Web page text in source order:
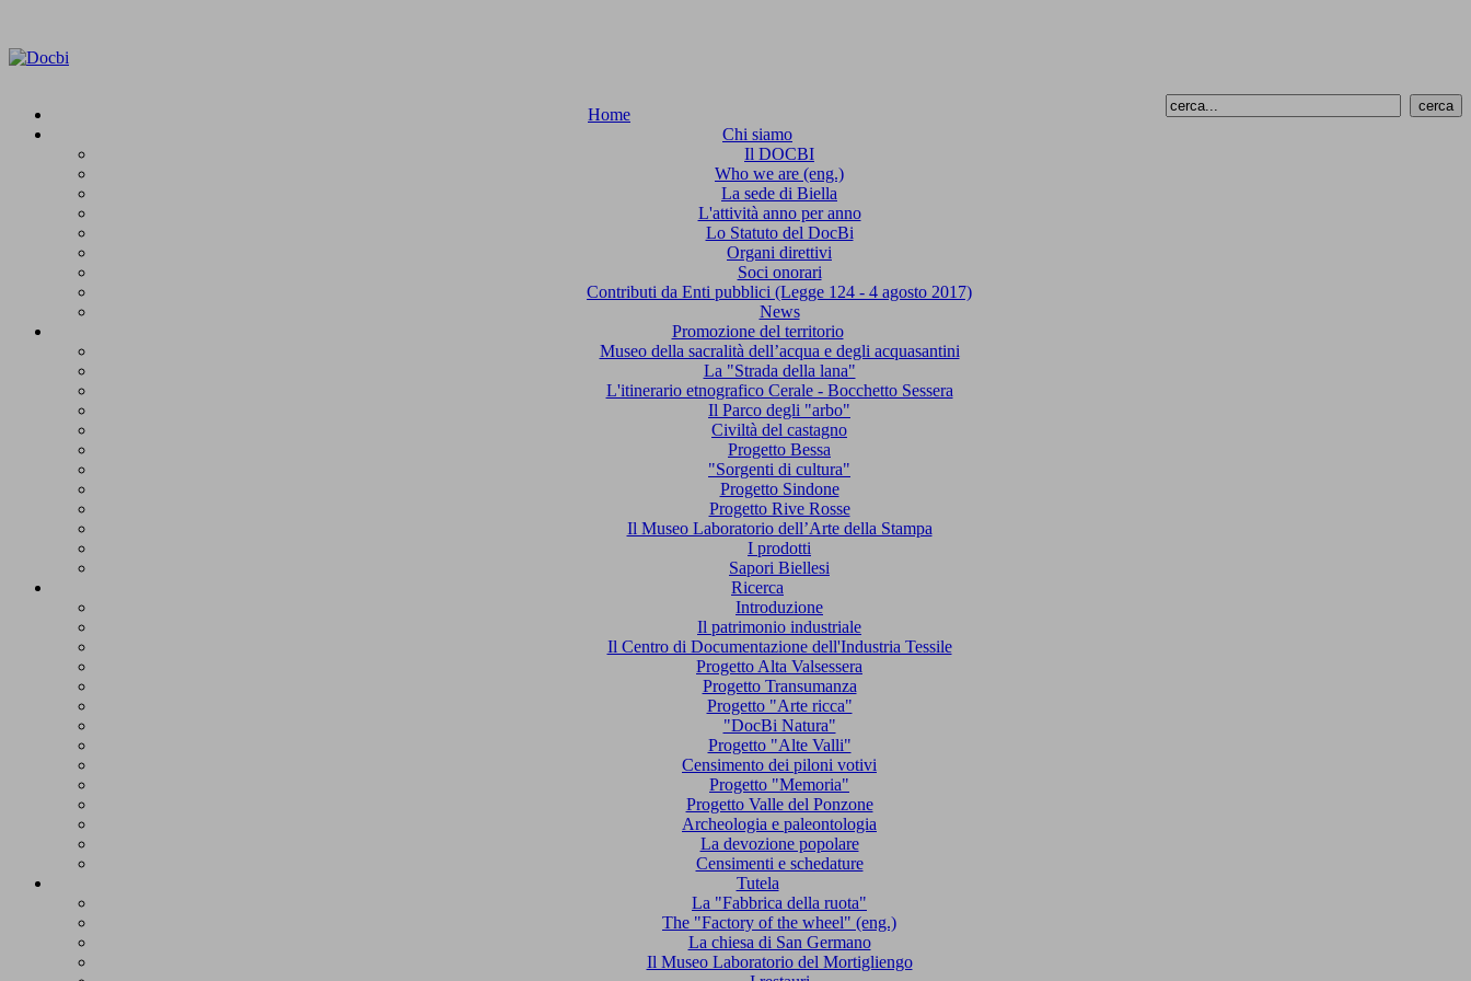
Home
Chi siamo
Il DOCBI
Who we are (eng.)
La sede di Biella
L'attività anno per anno
Lo Statuto del DocBi
Organi direttivi
Soci onorari
Contributi da Enti pubblici (Legge 124 - 4 agosto 2017)
News
Promozione del territorio
Museo della sacralità dell’acqua e degli acquasantini
La "Strada della lana"
L'itinerario etnografico Cerale - Bocchetto Sessera
Il Parco degli "arbo"
Civiltà del castagno
Progetto Bessa
"Sorgenti di cultura"
Progetto Sindone
Progetto Rive Rosse
Il Museo Laboratorio dell’Arte della Stampa
I prodotti
Sapori Biellesi
Ricerca
Introduzione
Il patrimonio industriale
Il Centro di Documentazione dell'Industria Tessile
Progetto Alta Valsessera
Progetto Transumanza
Progetto "Arte ricca"
"DocBi Natura"
Progetto "Alte Valli"
Censimento dei piloni votivi
Progetto "Memoria"
Progetto Valle del Ponzone
Archeologia e paleontologia
La devozione popolare
Censimenti e schedature
Tutela
La "Fabbrica della ruota"
The "Factory of the wheel" (eng.)
La chiesa di San Germano
Il Museo Laboratorio del Mortigliengo